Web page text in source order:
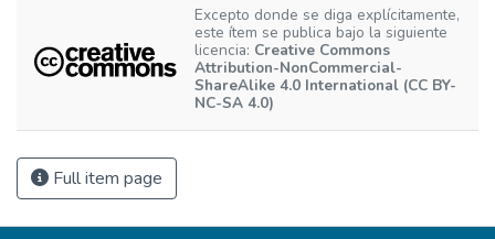
Excepto donde se diga explícitamente,
este ítem se publica bajo la siguiente
licencia: Creative Commons
Attribution-NonCommercial-
ShareAlike 4.0 International (CC BY-
NC-SA 4.0)
Full item page